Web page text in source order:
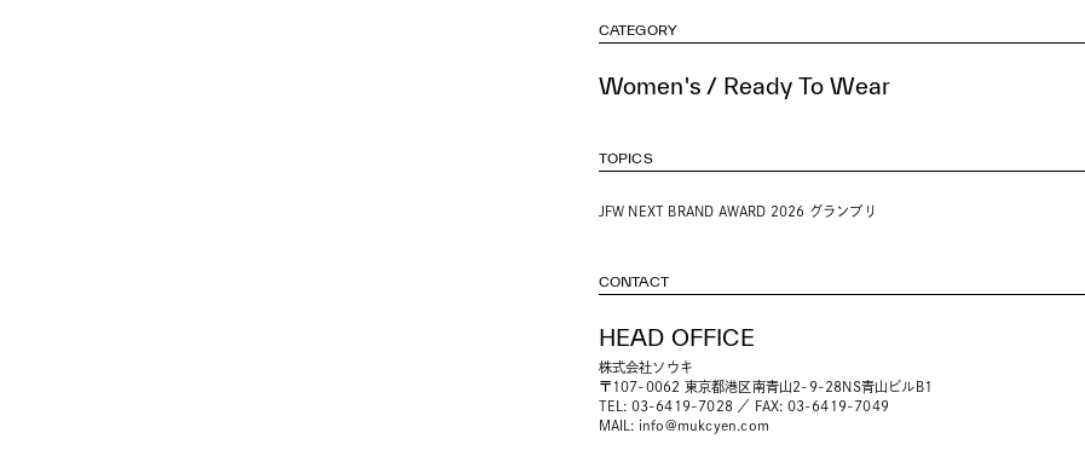
CATEGORY
Women's / Ready To Wear
TOPICS
JFW NEXT BRAND AWARD 2026 グランプリ
CONTACT
HEAD OFFICE
株式会社ソウキ
〒107-0062 東京都港区南青山2-9-28NS青山ビルB1
TEL: 03-6419-7028 ／ FAX: 03-6419-7049
MAIL: info@mukcyen.com